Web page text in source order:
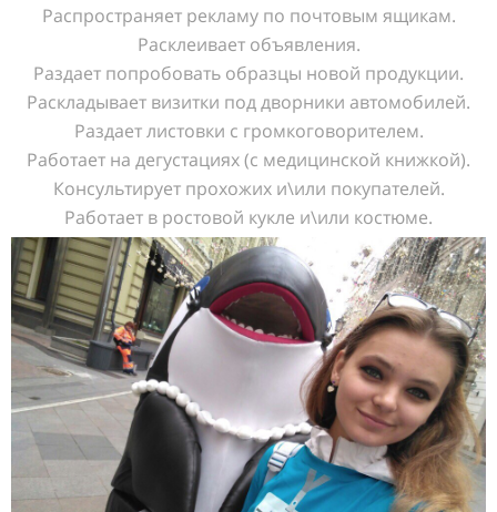
Распространяет рекламу по почтовым ящикам.
Расклеивает объявления.
Раздает попробовать образцы новой продукции.
Раскладывает визитки под дворники автомобилей.
Раздает листовки с громкоговорителем.
Работает на дегустациях (с медицинской книжкой).
Консультирует прохожих и\или покупателей.
Работает в ростовой кукле и\или костюме.